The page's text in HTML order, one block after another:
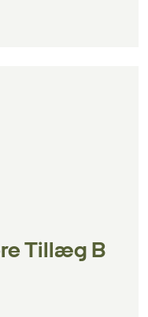
Tillæg B